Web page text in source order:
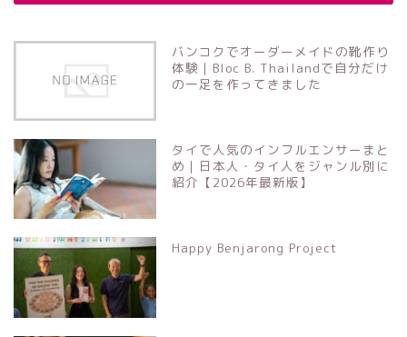
バンコクでオーダーメイドの靴作り
体験｜Bloc B. Thailandで自分だけ
の一足を作ってきました
タイで人気のインフルエンサーまと
め｜日本人・タイ人をジャンル別に
紹介【2026年最新版】
Happy Benjarong Project